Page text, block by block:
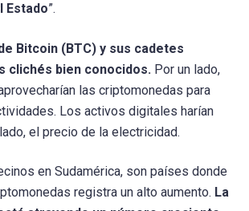
Estado”.
Bitcoin (BTC) y sus cadetes
clichés bien conocidos. Por un lado,
las criptomonedas para
Los activos digitales harían
el precio de la electricidad.
en Sudamérica, son países donde
registra un alto aumento. La